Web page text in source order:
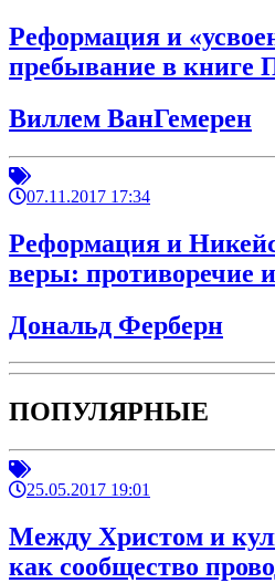
Реформация и
пребывание в книге
Виллем ВанГемерен
07.11.2017 17:34
Реформация и
веры: противоречие
Дональд Ферберн
ПОПУЛЯРНЫЕ
25.05.2017 19:01
Между Христом и
как сообщество